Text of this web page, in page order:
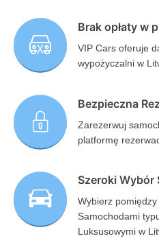
Brak opłaty w
VIP Cars oferuje
wypożyczalni w
Bezpieczna
Zarezerwuj
platformę
Szeroki Wybór
Wybierz
Samochodami
Luksusowymi w